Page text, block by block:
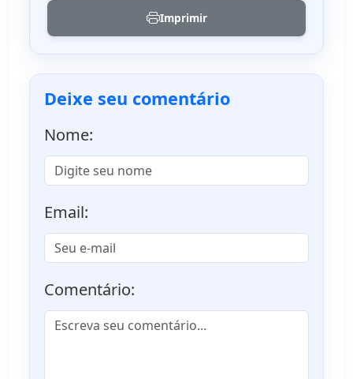
Imprimir
Deixe seu comentário
Nome:
Email:
Comentário: